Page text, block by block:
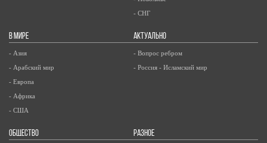
- СНГ
В МИРЕ
- Азия
- Арабский мир
- Европа
- Африка
- США
АКТУАЛЬНО
- Вопрос ребром
- Россия - Исламский мир
ОБЩЕСТВО РАЗНОЕ